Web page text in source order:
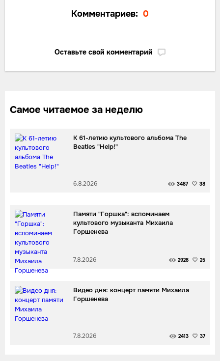
Комментариев: 0
Оставьте свой комментарий
Самое читаемое за неделю
К 61-летию культового альбома The
Beatles "Help!"
6.8.2026 3487 38
Памяти "Горшка": вспоминаем
культового музыканта Михаила
Горшенева
7.8.2026 2928 25
Видео дня: концерт памяти Михаила
Горшенева
7.8.2026 2413 37